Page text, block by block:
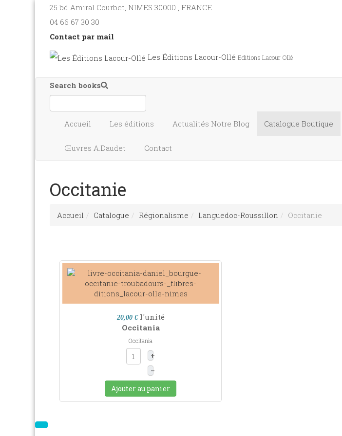
25 bd Amiral Courbet, NIMES 30000 , FRANCE
04 66 67 30 30
Contact par mail
Les Éditions Lacour-Ollé Editions Lacour Ollé
Search books
Accueil Les éditions Actualités Notre Blog Catalogue Boutique
Œuvres A.Daudet Contact
Occitanie
Accueil Catalogue Régionalisme Languedoc-Roussillon Occitanie
20,00 € l'unité
Occitania
Occitania
+
–
Ajouter au panier